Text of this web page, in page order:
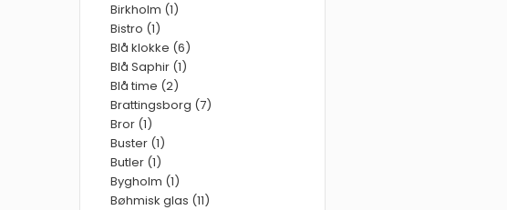
Birkholm (1)
Bistro (1)
Blå klokke (6)
Blå Saphir (1)
Blå time (2)
Brattingsborg (7)
Bror (1)
Buster (1)
Butler (1)
Bygholm (1)
Bøhmisk glas (11)